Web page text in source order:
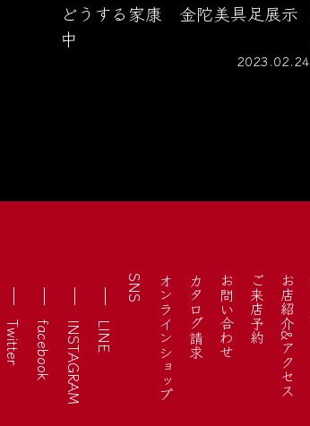
どうする家康 金陀美具足展示
中
2023.02.24
ペ
お店紹介&アクセス
ご来店予約
お問い合わせ
カタログ請求
オンラインショップ
SNS
LINE
INSTAGRAM
facebook
Twitter